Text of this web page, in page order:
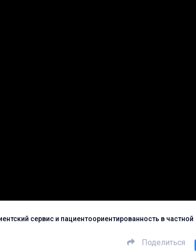
сервис и пациентоориентированность в частной
Поделиться